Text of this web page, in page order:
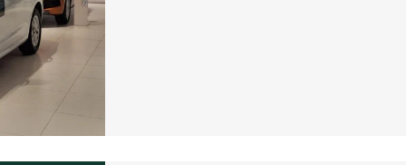
związku z realizacją wymogów Rozporządzenia Parlamentu
i Rady (UE) 2016/679 z dnia 27 kwietnia 2016 r. w
osób fizycznych w związku z przetwarzaniem danych
i w sprawie swobodnego przepływu takich danych oraz
dyrektywy 95/46/WE (ogólne rozporządzenie o ochronie
„RODO”), informujemy o zasadach przetwarzania Państwa
osobowych oraz o przysługujących Państwu prawach z tym